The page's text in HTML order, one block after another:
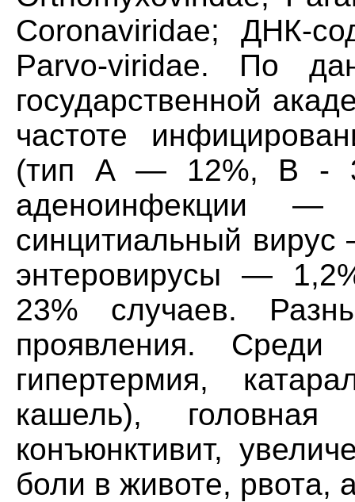
Coronaviridae; ДНК-
Parvo-viridae. По
государственной
частоте
(тип А — 12%, В -
аденоинфекции —
синцитиальный
энтеровирусы —
23% случаев.
проявления.
гипертермия,
кашель),
конъюнктивит,
боли в животе, рвота,